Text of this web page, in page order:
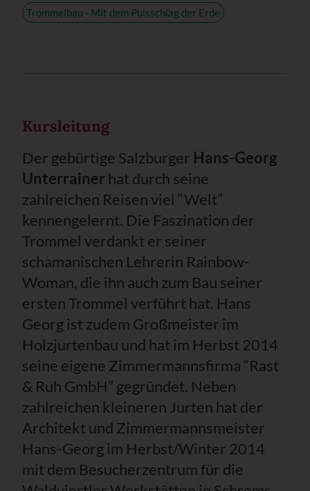
Trommelbau - Mit dem Pulsschlag der Erde
Kursleitung
Der gebürtige Salzburger Hans-Georg
Unterrainer hat durch seine
zahlreichen Reisen viel “Welt”
kennengelernt. Die Faszination der
Trommel verdankt er seiner
schamanischen Lehrerin Rainbow-
Woman, die ihn auch zum Bau seiner
ersten Trommel verführt hat. Hans
Georg ist zudem Großmeister im
Holzjurtenbau und hat im Herbst 2014
seine eigene Zimmermannsfirma “Rast
& Ruh GmbH” gegründet. Neben
zahlreichen kleineren Jurten hat der
Architekt und Zimmermannsmeister
Hans-Georg im Herbst/Winter 2014
mit dem Besucherzentrum für die